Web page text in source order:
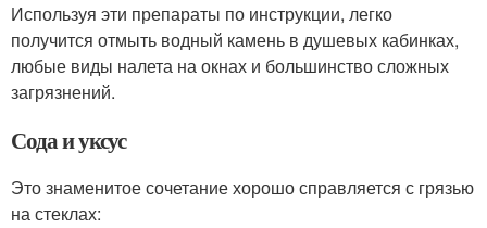
Используя эти препараты по инструкции, легко
получится отмыть водный камень в душевых кабинках,
любые виды налета на окнах и большинство сложных
загрязнений.
Сода и уксус
Это знаменитое сочетание хорошо справляется с грязью
на стеклах: